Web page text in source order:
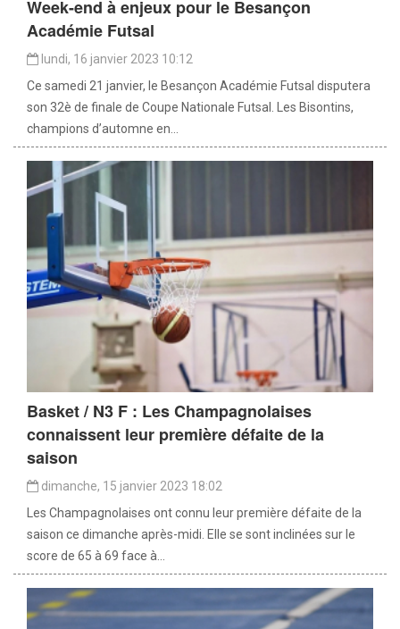
Week-end à enjeux pour le Besançon
Académie Futsal
lundi, 16 janvier 2023 10:12
Ce samedi 21 janvier, le Besançon Académie Futsal disputera
son 32è de finale de Coupe Nationale Futsal. Les Bisontins,
champions d’automne en...
Basket / N3 F : Les Champagnolaises
connaissent leur première défaite de la
saison
dimanche, 15 janvier 2023 18:02
Les Champagnolaises ont connu leur première défaite de la
saison ce dimanche après-midi. Elle se sont inclinées sur le
score de 65 à 69 face à...